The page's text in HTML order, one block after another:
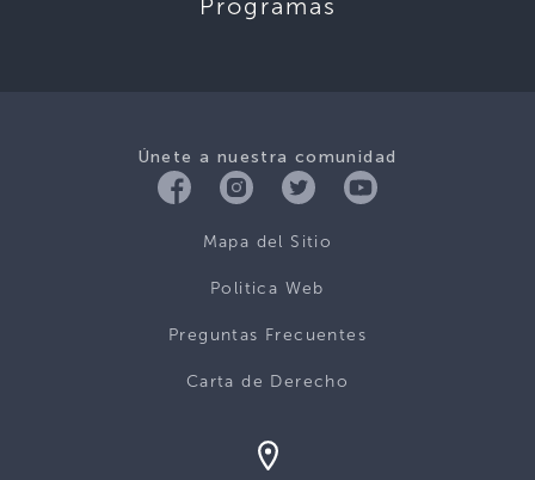
Programas
Únete a nuestra comunidad
Mapa del Sitio
Politica Web
Preguntas Frecuentes
Carta de Derecho